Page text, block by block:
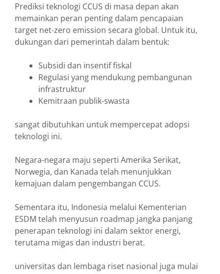
Prediksi teknologi CCUS di masa depan akan
memainkan peran penting dalam pencapaian
target net-zero emission secara global. Untuk itu,
dukungan dari pemerintah dalam bentuk:
Subsidi dan insentif fiskal
Regulasi yang mendukung pembangunan
infrastruktur
Kemitraan publik-swasta
sangat dibutuhkan untuk mempercepat adopsi
teknologi ini.
Negara-negara maju seperti Amerika Serikat,
Norwegia, dan Kanada telah menunjukkan
kemajuan dalam pengembangan CCUS.
Sementara itu, Indonesia melalui Kementerian
ESDM telah menyusun roadmap jangka panjang
penerapan teknologi ini dalam sektor energi,
terutama migas dan industri berat.
universitas dan lembaga riset nasional juga mulai